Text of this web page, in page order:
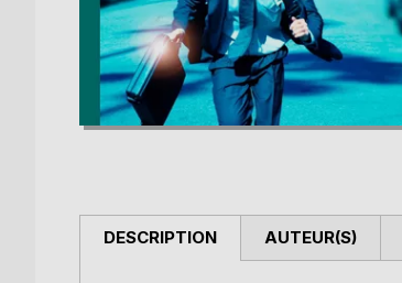
DESCRIPTION AUTEUR(S)